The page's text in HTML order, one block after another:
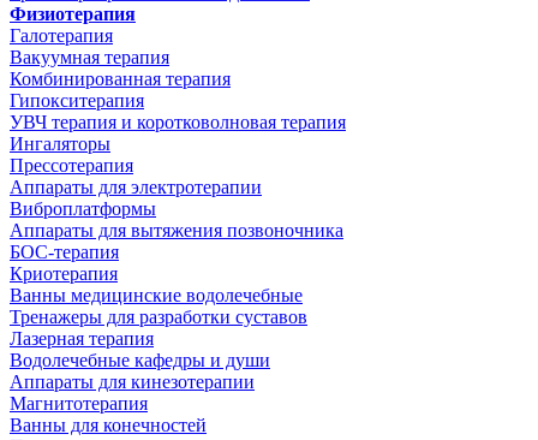
Физиотерапия
Галотерапия
Вакуумная терапия
Комбинированная терапия
Гипокситерапия
УВЧ терапия и коротковолновая терапия
Ингаляторы
Прессотерапия
Аппараты для электротерапии
Виброплатформы
Аппараты для вытяжения позвоночника
БОС-терапия
Криотерапия
Ванны медицинские водолечебные
Тренажеры для разработки суставов
Лазерная терапия
Водолечебные кафедры и души
Аппараты для кинезотерапии
Магнитотерапия
Ванны для конечностей